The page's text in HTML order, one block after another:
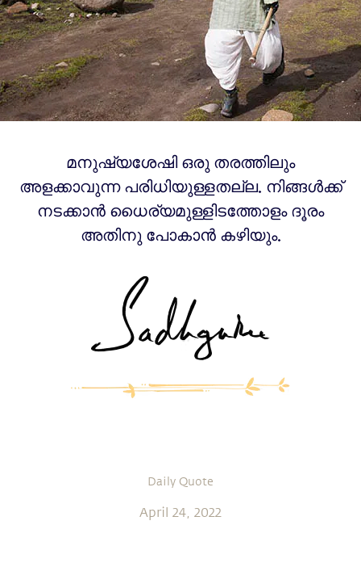
മനുഷ്യശേഷി ഒരു തരത്തിലും
അളക്കാവുന്ന പരിധിയുള്ളതല്ല. നിങ്ങൾക്ക്
നടക്കാന്‍ ധൈര്യമുള്ളിടത്തോളം ദൂരം
അതിനു പോകാന്‍ കഴിയും.
Daily Quote
April 24, 2022